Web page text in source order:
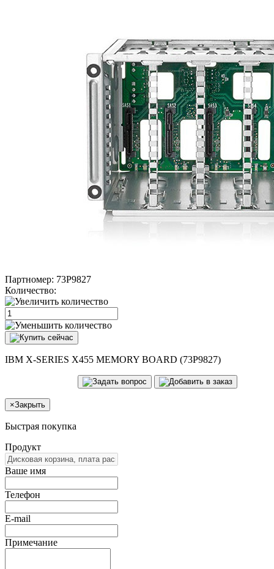
Партномер: 73P9827
Количество:
IBM X-SERIES X455 MEMORY BOARD (73P9827)
×Закрыть
Быстрая покупка
Продукт
Ваше имя
Телефон
E-mail
Примечание